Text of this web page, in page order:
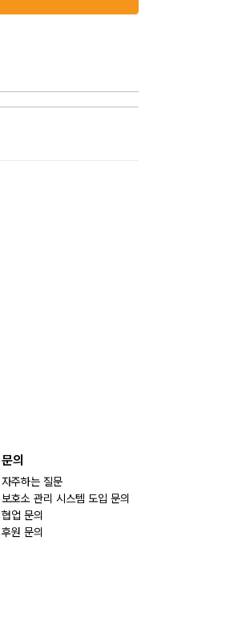
문의
자주하는 질문
보호소 관리 시스템 도입 문의
협업 문의
후원 문의